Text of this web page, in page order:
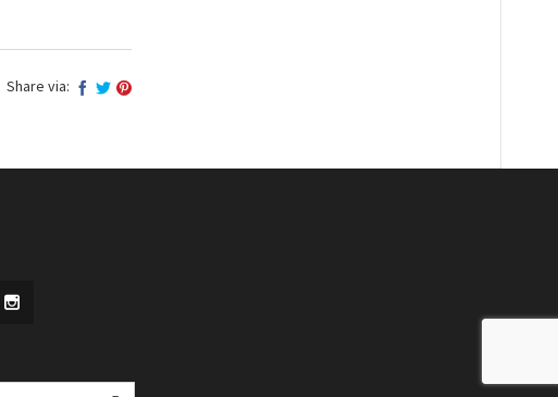
Share via: